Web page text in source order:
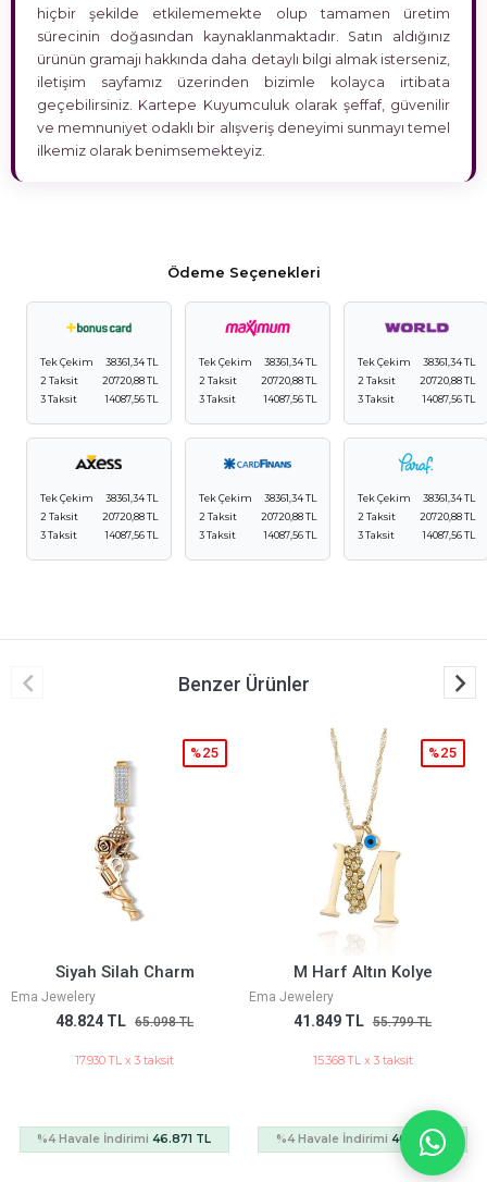
hiçbir şekilde etkilememekte olup tamamen üretim
sürecinin doğasından kaynaklanmaktadır. Satın aldığınız
ürünün gramajı hakkında daha detaylı bilgi almak isterseniz,
iletişim sayfamız üzerinden bizimle kolayca irtibata
geçebilirsiniz. Kartepe Kuyumculuk olarak şeffaf, güvenilir
ve memnuniyet odaklı bir alışveriş deneyimi sunmayı temel
ilkemiz olarak benimsemekteyiz.
Ödeme Seçenekleri
Tek Çekim
38361,34 TL
2 Taksit
20720,88 TL
3 Taksit
14087,56 TL
Tek Çekim
38361,34 TL
2 Taksit
20720,88 TL
3 Taksit
14087,56 TL
Tek Çekim
38361,34 TL
2 Taksit
20720,88 TL
3 Taksit
14087,56 TL
Tek Çekim
38361,34 TL
2 Taksit
20720,88 TL
3 Taksit
14087,56 TL
Tek Çekim
38361,34 TL
2 Taksit
20720,88 TL
3 Taksit
14087,56 TL
Tek Çekim
38361,34 TL
2 Taksit
20720,88 TL
3 Taksit
14087,56 TL
Benzer Ürünler
Siyah Silah Charm
Ema Jewelery
48.824 TL 65.098 TL
%25
17.930 TL x 3 taksit
%4 Havale İndirimi46.871 TL
M Harf Altın Kolye
Ema Jewelery
41.849 TL 55.799 TL
%25
15.368 TL x 3 taksit
%4 Havale İndirimi40.175 TL